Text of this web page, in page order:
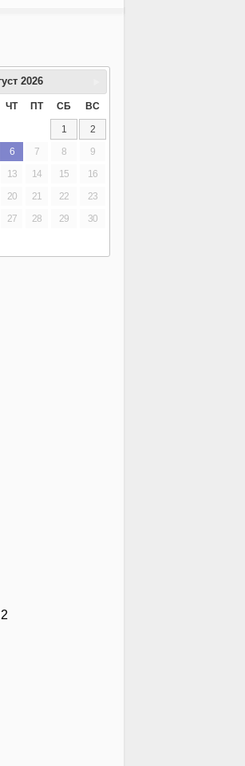
2026
ЧТ ПТ СБ ВС
1
2
6 7 8
9
13 14 15
16
20 21 22
23
27 28 29
30